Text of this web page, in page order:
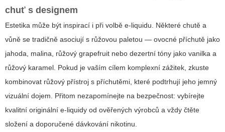
chuť s designem
Estetika může být inspirací i při volbě e-liquidu. Některé chutě a
vůně se tradičně asociují s růžovou paletou — ovocné příchutě jako
jahoda, malina, růžový grapefruit nebo dezertní tóny jako vanilka a
růžový karamel. Pokud je vaším cílem komplexní zážitek, zkuste
kombinovat růžový přístroj s příchutěmi, které podtrhují jeho jemný
vizuální dojem. Přitom nezapomínejte na bezpečnost: vybírejte
kvalitní originální e-liquidy od ověřených výrobců a vždy čtěte
složení a doporučené dávkování nikotinu.